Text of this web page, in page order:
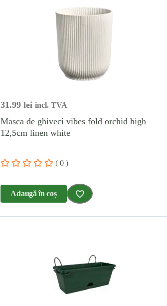
31.99lei incl. TVA
Masca de ghiveci vibes fold orchid high
12,5cm linen white
( 0 )
Adaugă în coș